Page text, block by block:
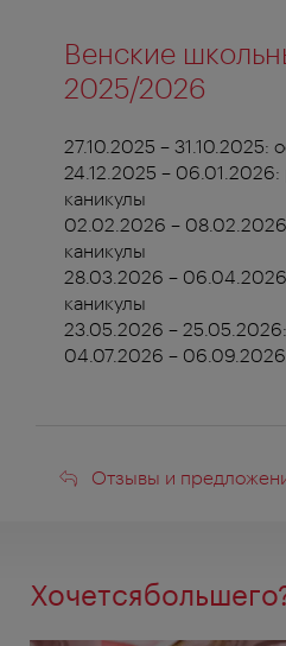
Венские
2025/2026
27.10.2025 – 31.10.2025:
24.12.2025 –
каникулы
02.02.2026 –
каникулы
28.03.2026 –
каникулы
23.05.2026 –
04.07.2026 –
Отзывы
Отзывы и